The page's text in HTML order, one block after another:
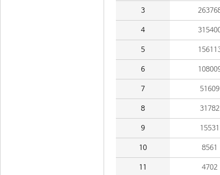
3
4
5
6
7 51609
8 31782
9 15531
10 8561
11 4702